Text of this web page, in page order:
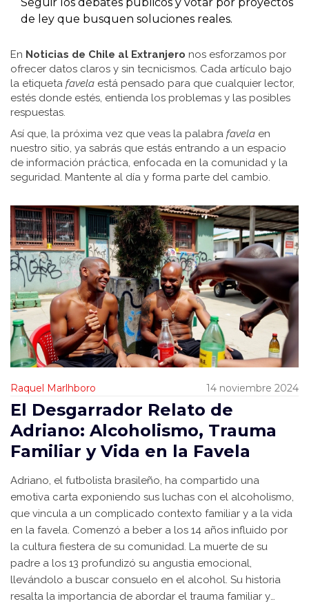
de ley que busquen soluciones reales.
En Noticias de Chile al Extranjero nos esforzamos por
ofrecer datos claros y sin tecnicismos. Cada artículo bajo
la etiqueta favela está pensado para que cualquier lector,
estés donde estés, entienda los problemas y las posibles
respuestas.
Así que, la próxima vez que veas la palabra favela en
nuestro sitio, ya sabrás que estás entrando a un espacio
de información práctica, enfocada en la comunidad y la
seguridad. Mantente al día y forma parte del cambio.
Raquel Marlhboro 14 noviembre 2024
El Desgarrador Relato de
Adriano: Alcoholismo, Trauma
Familiar y Vida en la Favela
Adriano, el futbolista brasileño, ha compartido una
emotiva carta exponiendo sus luchas con el alcoholismo,
que vincula a un complicado contexto familiar y a la vida
en la favela. Comenzó a beber a los 14 años influido por
la cultura fiestera de su comunidad. La muerte de su
padre a los 13 profundizó su angustia emocional,
llevándolo a buscar consuelo en el alcohol. Su historia
resalta la importancia de abordar el trauma familiar y